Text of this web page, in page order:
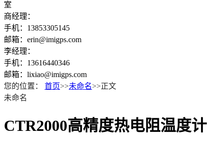
室
商经理：
手机：13853305145
邮箱：erin@imigps.com
李经理：
手机：13616440346
邮箱：lixiao@imigps.com
您的位置：
首页>>未命名>>正文
未命名
CTR2000高精度热电阻温度计